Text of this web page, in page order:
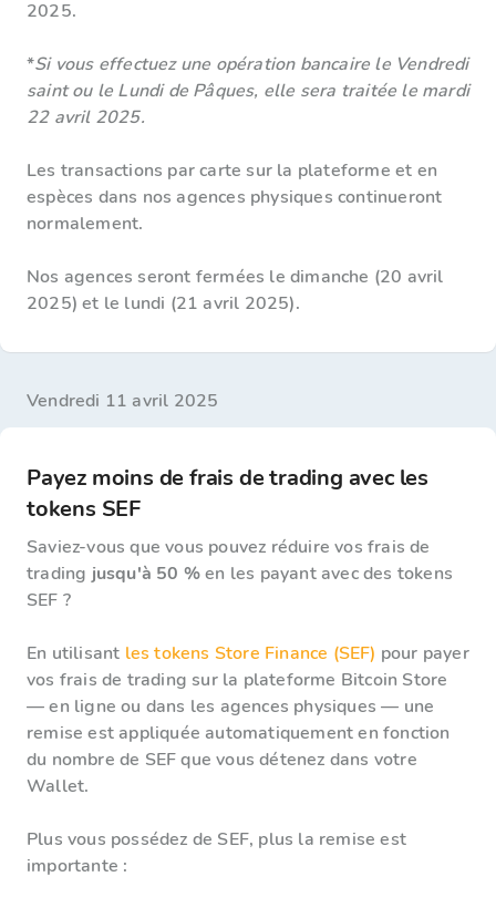
2025.
*Si vous effectuez une opération bancaire le Vendredi
saint ou le Lundi de Pâques, elle sera traitée le mardi
22 avril 2025.
Les transactions par carte sur la plateforme et en
espèces dans nos agences physiques continueront
normalement.
Nos agences seront fermées le dimanche (20 avril
2025) et le lundi (21 avril 2025).
vendredi 11 avril 2025
Payez moins de frais de trading avec les
tokens SEF
Saviez-vous que vous pouvez réduire vos frais de
trading jusqu'à 50 %en les payant avec des tokens
SEF ?
En utilisant les tokens Store Finance (SEF) pour payer
vos frais de trading sur la plateforme Bitcoin Store
— en ligne ou dans les agences physiques — une
remise est appliquée automatiquement en fonction
du nombre de SEF que vous détenez dans votre
Wallet.
Plus vous possédez de SEF, plus la remise est
importante :